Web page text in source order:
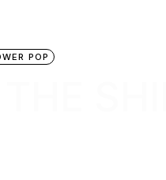
POP